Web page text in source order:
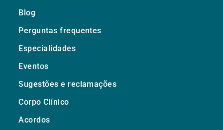
Blog
Perguntas frequentes
Especialidades
Eventos
Sugestões e reclamações
Corpo Clínico
Acordos